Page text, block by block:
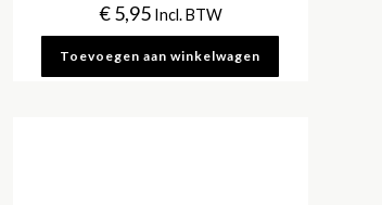
€5,95 Incl. BTW
Toevoegen aan winkelwagen